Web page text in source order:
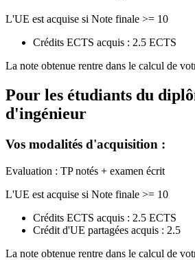
L'UE est acquise si Note finale >= 10
Crédits ECTS acquis : 2.5 ECTS
La note obtenue rentre dans le calcul de
Pour les étudiants du
d'ingénieur
Vos modalités d'acquisition :
Evaluation : TP notés + examen écrit
L'UE est acquise si Note finale >= 10
Crédits ECTS acquis : 2.5 ECTS
Crédit d'UE partagées acquis : 2.5
La note obtenue rentre dans le calcul de